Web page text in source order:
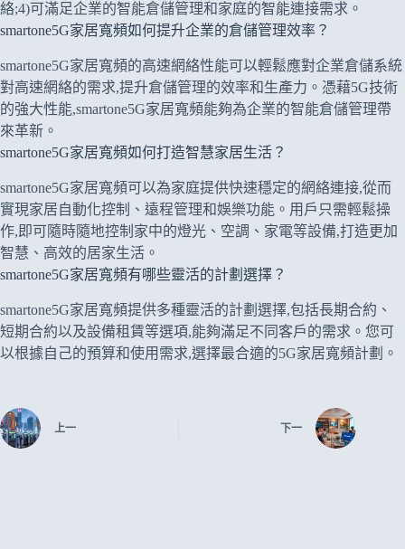
絡;4)可滿足企業的智能倉儲管理和家庭的智能連接需求。
smartone5G家居寬頻如何提升企業的倉儲管理效率？
smartone5G家居寬頻的高速網絡性能可以輕鬆應對企業倉儲系統
對高速網絡的需求,提升倉儲管理的效率和生產力。憑藉5G技術
的強大性能,smartone5G家居寬頻能夠為企業的智能倉儲管理帶
來革新。
smartone5G家居寬頻如何打造智慧家居生活？
smartone5G家居寬頻可以為家庭提供快速穩定的網絡連接,從而
實現家居自動化控制、遠程管理和娛樂功能。用戶只需輕鬆操
作,即可隨時隨地控制家中的燈光、空調、家電等設備,打造更加
智慧、高效的居家生活。
smartone5G家居寬頻有哪些靈活的計劃選擇？
smartone5G家居寬頻提供多種靈活的計劃選擇,包括長期合約、
短期合約以及設備租賃等選項,能夠滿足不同客戶的需求。您可
以根據自己的預算和使用需求,選擇最合適的5G家居寬頻計劃。
上一 下一